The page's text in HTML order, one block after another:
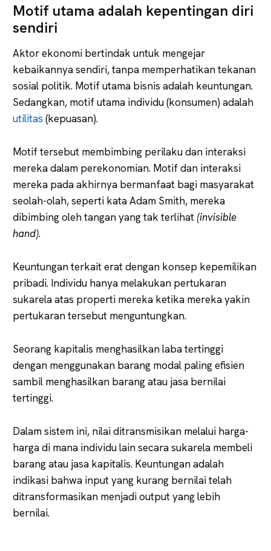
Motif utama adalah kepentingan diri
sendiri
Aktor ekonomi bertindak untuk mengejar
kebaikannya sendiri, tanpa memperhatikan tekanan
sosial politik. Motif utama bisnis adalah keuntungan.
Sedangkan, motif utama individu (konsumen) adalah
utilitas (kepuasan).
Motif tersebut membimbing perilaku dan interaksi
mereka dalam perekonomian. Motif dan interaksi
mereka pada akhirnya bermanfaat bagi masyarakat
seolah-olah, seperti kata Adam Smith, mereka
dibimbing oleh tangan yang tak terlihat (invisible
hand).
Keuntungan terkait erat dengan konsep kepemilikan
pribadi. Individu hanya melakukan pertukaran
sukarela atas properti mereka ketika mereka yakin
pertukaran tersebut menguntungkan.
Seorang kapitalis menghasilkan laba tertinggi
dengan menggunakan barang modal paling efisien
sambil menghasilkan barang atau jasa bernilai
tertinggi.
Dalam sistem ini, nilai ditransmisikan melalui harga-
harga di mana individu lain secara sukarela membeli
barang atau jasa kapitalis. Keuntungan adalah
indikasi bahwa input yang kurang bernilai telah
ditransformasikan menjadi output yang lebih
bernilai.